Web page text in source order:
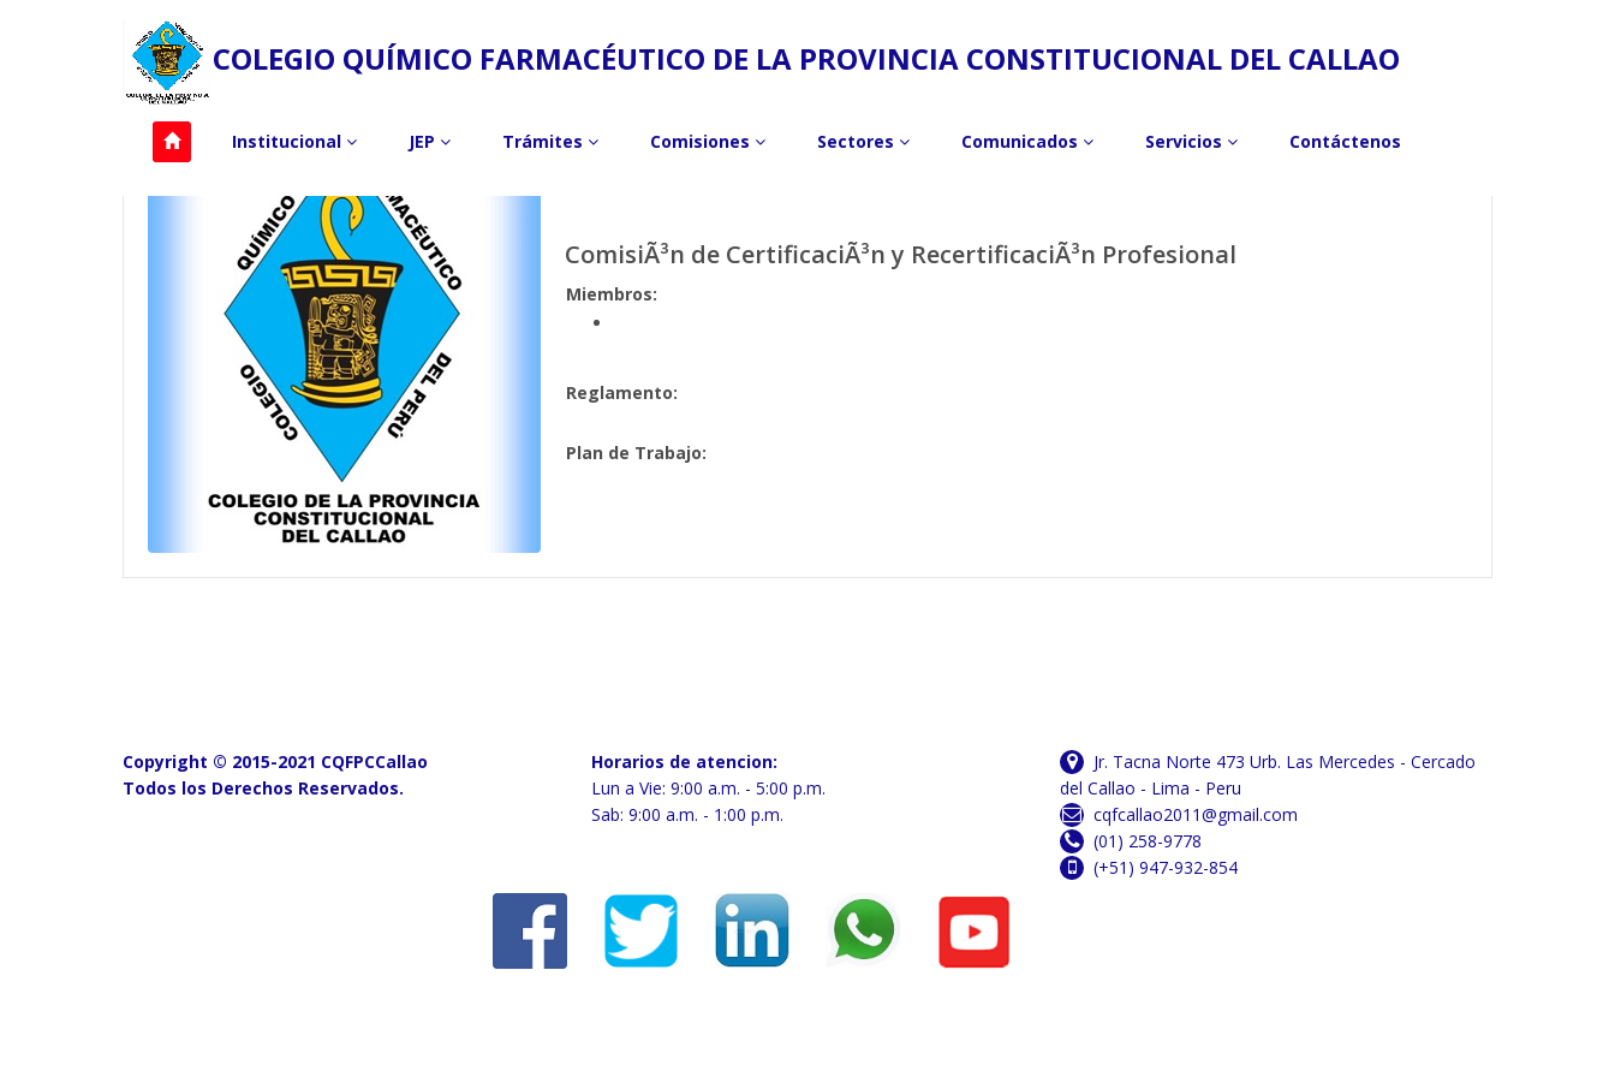
COLEGIO QUÍMICO FARMACÉUTICO DE LA PROVINCIA CONSTITUCIONAL DEL CALLAO
Institucional JEP Trámites Comisiones Sectores Comunicados Servicios Contáctenos
ComisiÃ³n de CertificaciÃ³n y RecertificaciÃ³n Profesional
Miembros:
Reglamento:
Plan de Trabajo:
Copyright © 2015-2021 CQFPCCallao
Todos los Derechos Reservados.
Horarios de atencion:
Lun a Vie: 9:00 a.m. - 5:00 p.m.
Sab: 9:00 a.m. - 1:00 p.m.
Jr. Tacna Norte 473 Urb. Las Mercedes - Cercado
del Callao - Lima - Peru
cqfcallao2011@gmail.com
(01) 258-9778
(+51) 947-932-854